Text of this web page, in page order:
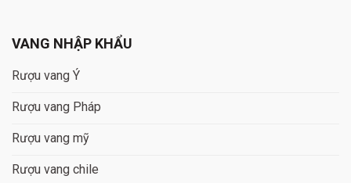
VANG NHẬP KHẨU
Rượu vang Ý
Rượu vang Pháp
Rượu vang mỹ
Rượu vang chile